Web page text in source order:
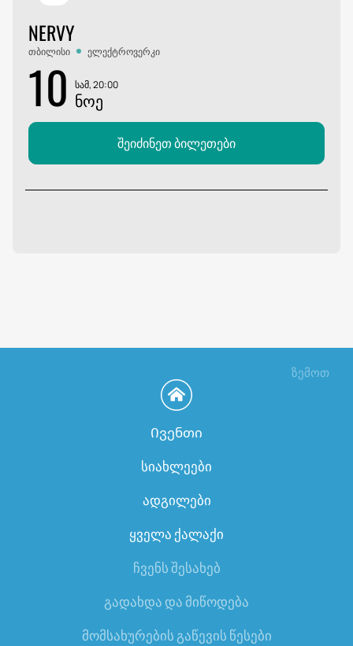
NERVY
თბილისი ელექტროვერკი
10 სამ, 20:00
ᲜᲝᲔ
შეიძინეთ ბილეთები
ზემოთ
Ივენთი
სიახლეები
ადგილები
ყველა ქალაქი
ჩვენს შესახებ
გადახდა და მიწოდება
მომსახურების გაწევის წესები